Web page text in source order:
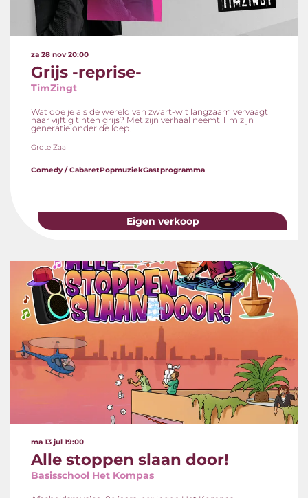
Grijs -reprise-
TimZingt
za 28 nov20:00
Wat doe je als de wereld van zwart-wit langzaam vervaagt
naar vijftig tinten grijs? Met zijn verhaal neemt Tim zijn
generatie onder de loep.
Grote Zaal
Comedy / CabaretPopmuziekGastprogramma
Eigen verkoop
Alle stoppen slaan door!
Basisschool Het Kompas
ma 13 jul 19:00